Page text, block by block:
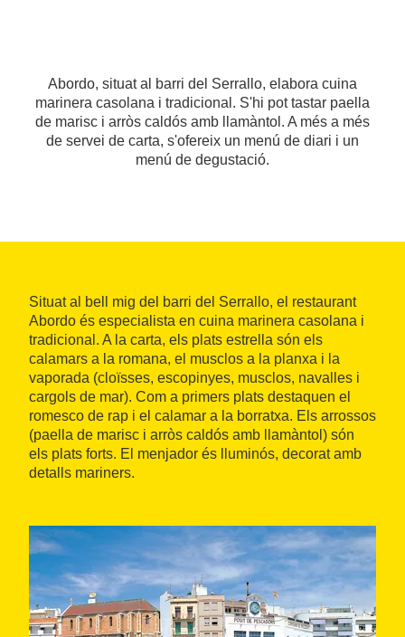
Abordo, situat al barri del Serrallo, elabora cuina
marinera casolana i tradicional. S'hi pot tastar paella
de marisc i arròs caldós amb llamàntol. A més a més
de servei de carta, s'ofereix un menú de diari i un
menú de degustació.
Situat al bell mig del barri del Serrallo, el restaurant
Abordo és especialista en cuina marinera casolana i
tradicional. A la carta, els plats estrella són els
calamars a la romana, el musclos a la planxa i la
vaporada (cloïsses, escopinyes, musclos, navalles i
cargols de mar). Com a primers plats destaquen el
romesco de rap i el calamar a la borratxa. Els arrossos
(paella de marisc i arròs caldós amb llamàntol) són
els plats forts. El menjador és lluminós, decorat amb
detalls mariners.